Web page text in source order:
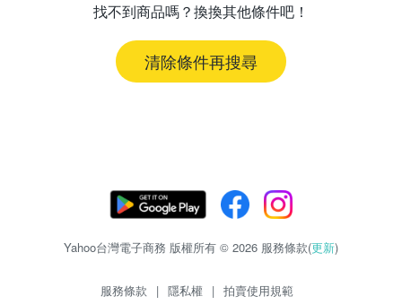
找不到商品嗎？換換其他條件吧！
清除條件再搜尋
Yahoo台灣電子商務 版權所有 © 2026 服務條款(更新)
服務條款 | 隱私權 | 拍賣使用規範